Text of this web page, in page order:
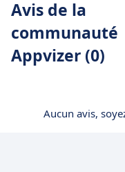
Avis de la
communauté
Appvizer (0)
Aucun avis,